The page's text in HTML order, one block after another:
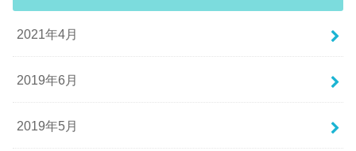
2021年4月
2019年6月
2019年5月